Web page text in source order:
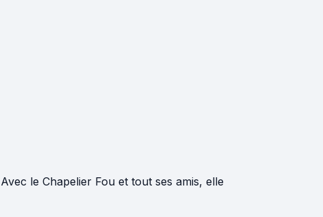
le Chapelier Fou et tout ses amis, elle